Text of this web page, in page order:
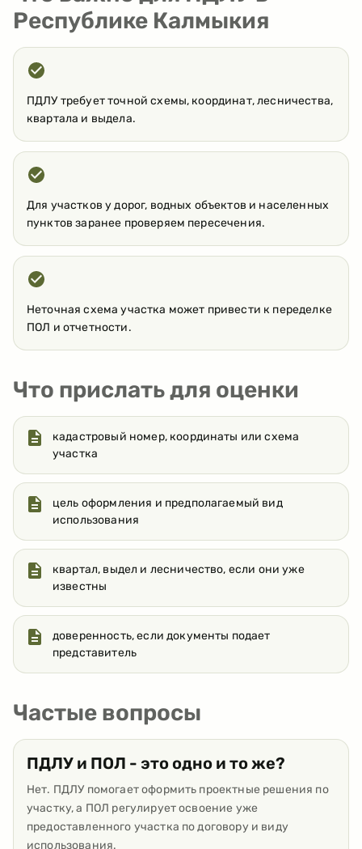
Республике Калмыкия
ПДЛУ требует точной схемы, координат, лесничества,
квартала и выдела.
Для участков у дорог, водных объектов и населенных
пунктов заранее проверяем пересечения.
Неточная схема участка может привести к переделке
ПОЛ и отчетности.
Что прислать для оценки
кадастровый номер, координаты или схема
участка
цель оформления и предполагаемый вид
использования
квартал, выдел и лесничество, если они уже
известны
доверенность, если документы подает
представитель
Частые вопросы
ПДЛУ и ПОЛ - это одно и то же?
Нет. ПДЛУ помогает оформить проектные решения по
участку, а ПОЛ регулирует освоение уже
предоставленного участка по договору и виду
использования.